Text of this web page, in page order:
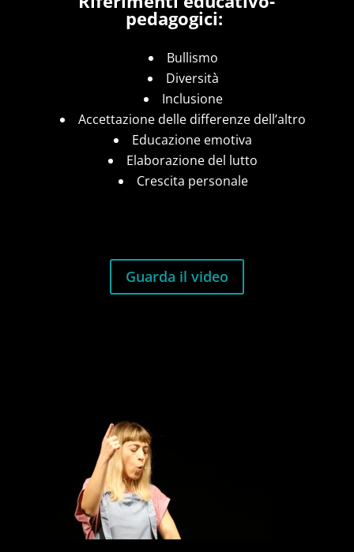
pedagogici:
Bullismo
Diversità
Inclusione
Accettazione delle differenze dell’altro
Educazione emotiva
Elaborazione del lutto
Crescita personale
Guarda il video